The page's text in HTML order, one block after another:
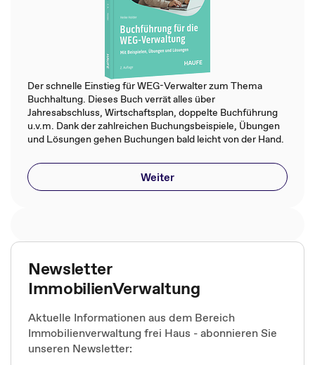
Der schnelle Einstieg für WEG-Verwalter zum Thema
Buchhaltung. Dieses Buch verrät alles über
Jahresabschluss, Wirtschaftsplan, doppelte Buchführung
u.v.m. Dank der zahlreichen Buchungsbeispiele, Übungen
und Lösungen gehen Buchungen bald leicht von der Hand.
Weiter
Newsletter
ImmobilienVerwaltung
Aktuelle Informationen aus dem Bereich
Immobilienverwaltung frei Haus - abonnieren Sie
unseren Newsletter: